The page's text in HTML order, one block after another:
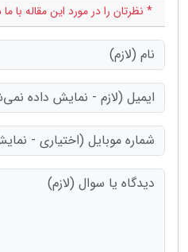
* نظرتان را در مورد این مقاله با